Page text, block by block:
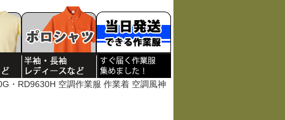
・RD9630H 空調作業服 作業着 空調風神